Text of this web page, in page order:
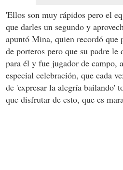
'Ellos son muy rápidos pero el
que darles un segundo y
apuntó Mina, quien recordó que
de porteros pero que su padre le
para él y fue jugador de campo,
especial celebración, que cada
de 'expresar la alegría bailando'
que disfrutar de esto, que es